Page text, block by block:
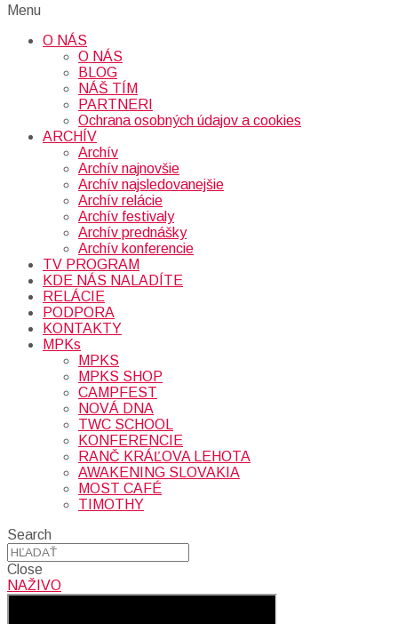
Menu
O NÁS
O NÁS
BLOG
NÁŠ TÍM
PARTNERI
Ochrana osobných údajov a cookies
ARCHÍV
Archív
Archív najnovšie
Archív najsledovanejšie
Archív relácie
Archív festivaly
Archív prednášky
Archív konferencie
TV PROGRAM
KDE NÁS NALADÍTE
RELÁCIE
PODPORA
KONTAKTY
MPKs
MPKS
MPKS SHOP
CAMPFEST
NOVÁ DNA
TWC SCHOOL
KONFERENCIE
RANČ KRÁĽOVA LEHOTA
AWAKENING SLOVAKIA
MOST CAFÉ
TIMOTHY
Search
Close
NAŽIVO